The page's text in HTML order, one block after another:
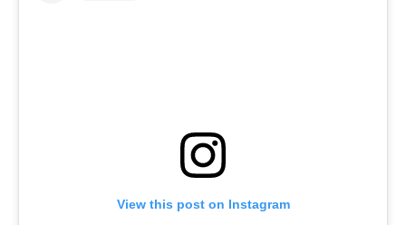
View this post on Instagram